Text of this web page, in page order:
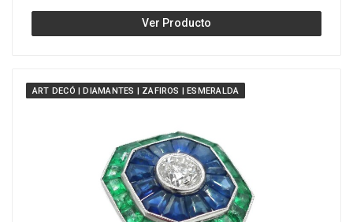
Ver Producto
ART DECÓ | DIAMANTES | ZAFIROS | ESMERALDA